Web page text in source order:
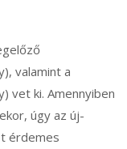
valamint a
vet ki. Amennyiben
úgy az új-
érdemes